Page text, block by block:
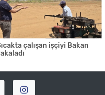
çalışan işçiyi Bakan